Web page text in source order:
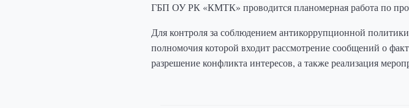
ГБП ОУ РК «КМТК» проводится планомерная работа по
Для контроля за соблюдением антикоррупционной
полномочия которой входит рассмотрение сообщений о
разрешение конфликта интересов, а также реализация